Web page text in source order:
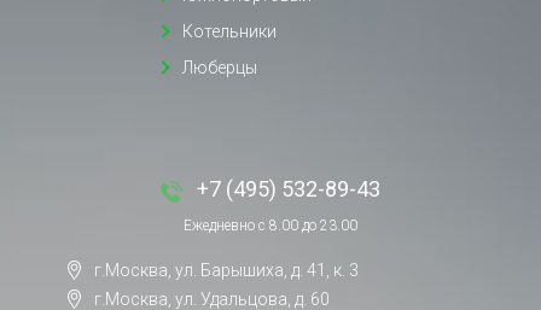
Котельники
Люберцы
+7 (495) 532-89-43
Ежедневно с 8.00 до 23.00
г.Москва, ул. Барышиха, д. 41, к. 3
г.Москва, ул. Удальцова, д. 60